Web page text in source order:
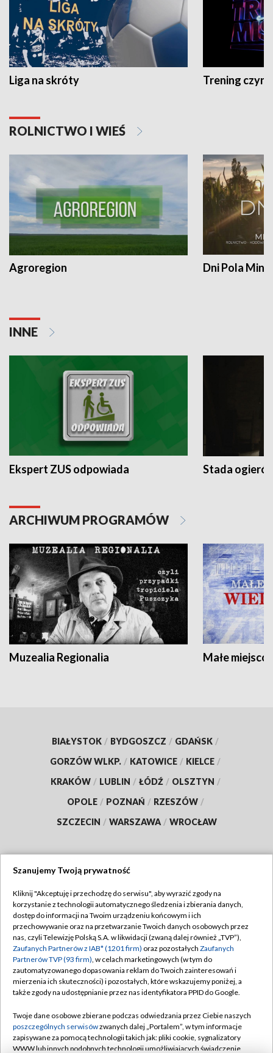
Liga na skróty Trening czyni
ROLNICTWO I WIEŚ
Agroregion Dni Pola
INNE
Ekspert ZUS odpowiada Stada
ARCHIWUM PROGRAMÓW
Muzealia Regionalia Małe
BIAŁYSTOK / BYDGOSZCZ / GDAŃSK /
GORZÓW WLKP. / KATOWICE / KIELCE /
KRAKÓW / LUBLIN / ŁÓDŹ / OLSZTYN /
OPOLE / POZNAŃ / RZESZÓW /
SZCZECIN / WARSZAWA / WROCŁAW
TVP
Abonament TVP
Emisja w TVP
Centrum informacji TVP
Naziemna Telewizja Cyfrowa
Rada Programowa
System NOS
Regulamin TVP
Polityka prywatności
Moje zgody
Pomoc
Kontakt
Szanujemy Twoją prywatność
Kliknij "Akceptuję i przechodzę do serwisu", aby wyrazić zgody na
korzystanie z technologii automatycznego śledzenia i zbierania danych,
dostęp do informacji na Twoim urządzeniu końcowym i ich
przechowywanie oraz na przetwarzanie Twoich danych osobowych przez
nas, czyli Telewizję Polską S.A. w likwidacji (zwaną dalej również „TVP”),
Zaufanych Partnerów z IAB* (1201 firm) oraz pozostałych Zaufanych
Partnerów TVP (93 firm), w celach marketingowych (w tym do
zautomatyzowanego dopasowania reklam do Twoich zainteresowań i
mierzenia ich skuteczności) i pozostałych, które wskazujemy poniżej, a
także zgody na udostępnianie przez nas identyfikatora PPID do Google.
Twoje dane osobowe zbierane podczas odwiedzania przez Ciebie naszych
poszczególnych serwisówzwanych dalej „Portalem”, w tym informacje
zapisywane za pomocą technologii takich jak: pliki cookie, sygnalizatory
WWW lub innych podobnych technologii umożliwiających świadczenie